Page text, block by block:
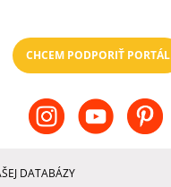
CHCEM PODPORIŤ PORTÁL
DATABÁZY